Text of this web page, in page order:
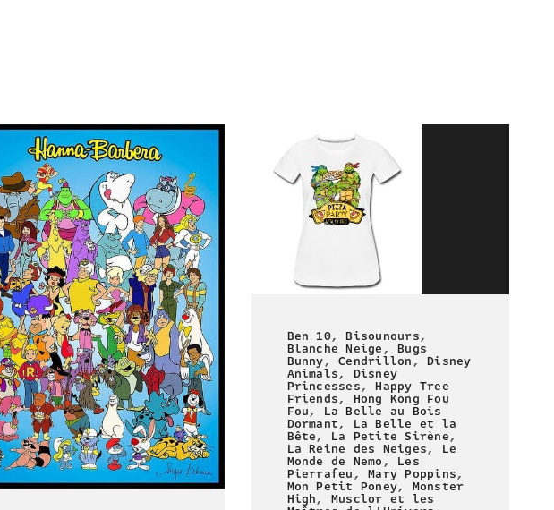
Ben 10,Bisounours,
Blanche Neige,Bugs
Bunny,Cendrillon,Disney
Animals, Disney
Princesses,Happy Tree
Friends, Hong Kong Fou
Fou, La Belle au Bois
Dormant, La Belle et la
Bête, La Petite Sirène,
La Reine des Neiges, Le
Monde de Nemo, Les
Pierrafeu,Mary Poppins,
Mon Petit Poney, Monster
High, Musclor et les